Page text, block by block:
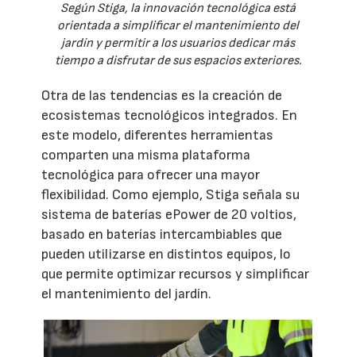
Según Stiga, la innovación tecnológica está
orientada a simplificar el mantenimiento del
jardín y permitir a los usuarios dedicar más
tiempo a disfrutar de sus espacios exteriores.
Otra de las tendencias es la creación de
ecosistemas tecnológicos integrados. En
este modelo, diferentes herramientas
comparten una misma plataforma
tecnológica para ofrecer una mayor
flexibilidad. Como ejemplo, Stiga señala su
sistema de baterías ePower de 20 voltios,
basado en baterías intercambiables que
pueden utilizarse en distintos equipos, lo
que permite optimizar recursos y simplificar
el mantenimiento del jardín.